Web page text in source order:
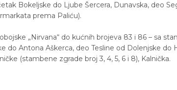
Bokeljske do Ljube Šercera, Dunavska, deo
prema Paliću).
„Nirvana“ do kućnih brojeva 83 i 86 – sa
do Antona Aškerca, deo Tesline od Dolenjske do
(stambene zgrade broj 3, 4, 5, 6 i 8), Kalnička.